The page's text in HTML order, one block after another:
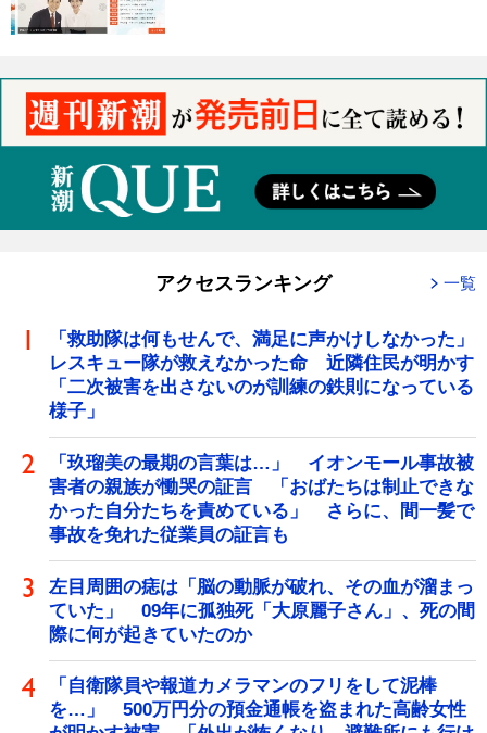
アクセスランキング 一覧
「救助隊は何もせんで、満足に声かけしなかった」
レスキュー隊が救えなかった命 近隣住民が明かす
「二次被害を出さないのが訓練の鉄則になっている
様子」
「玖瑠美の最期の言葉は…」 イオンモール事故被
害者の親族が慟哭の証言 「おばたちは制止できな
かった自分たちを責めている」 さらに、間一髪で
事故を免れた従業員の証言も
左目周囲の痣は「脳の動脈が破れ、その血が溜まっ
ていた」 09年に孤独死「大原麗子さん」、死の間
際に何が起きていたのか
「自衛隊員や報道カメラマンのフリをして泥棒
を…」 500万円分の預金通帳を盗まれた高齢女性